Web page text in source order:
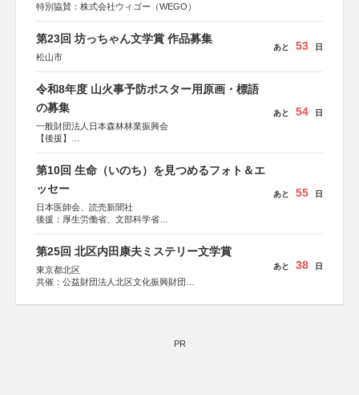
特別協賛：株式会社ウィゴー（WEGO）
第23回 坊っちゃん文学賞 作品募集
松山市
あと 53 日
令和8年度 山火事予防ポスター用原画・標語
の募集
一般財団法人日本森林林業振興会
【後援】
会、森林火災対策協会
あと 54 日
第10回 生命（いのち）を見つめるフォト＆エ
ッセー
日本医師会、読売新聞社
後援：厚生労働省、文部科学省
しん生命保険株式会社
あと 55 日
第25回 北区内田康夫ミステリー文学賞
東京都北区
共催：公益財団法人北区文化振興財団
協賛：株式会社実業之日本社
あと 38 日
PR